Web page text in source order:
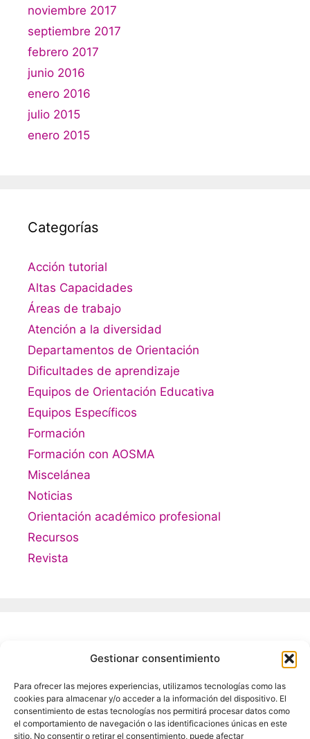
Gestionar consentimiento
Para ofrecer las mejores experiencias, utilizamos tecnologías como las
cookies para almacenar y/o acceder a la información del dispositivo. El
consentimiento de estas tecnologías nos permitirá procesar datos como
el comportamiento de navegación o las identificaciones únicas en este
sitio. No consentir o retirar el consentimiento, puede afectar
noviembre 2017
septiembre 2017
febrero 2017
junio 2016
enero 2016
julio 2015
enero 2015
Categorías
Acción tutorial
Altas Capacidades
Áreas de trabajo
Atención a la diversidad
Departamentos de Orientación
Dificultades de aprendizaje
Equipos de Orientación Educativa
Equipos Específicos
Formación
Formación con AOSMA
Miscelánea
Noticias
Orientación académico profesional
Recursos
Revista
Acceder
Feed de entradas
Feed de comentarios